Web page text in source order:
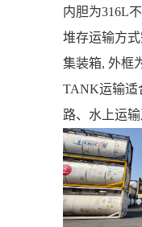
内胆为316L
堆存运输方
集装箱, 外框
TANK运输适
路、水上运输